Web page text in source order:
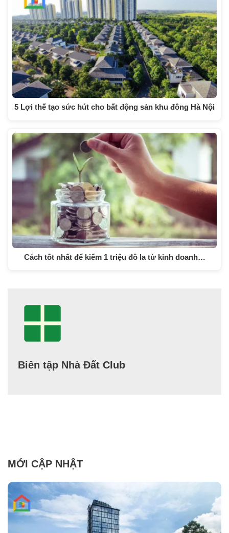
5 Lợi thế tạo sức hút cho bất động sản khu đông Hà Nội
Cách tốt nhất để kiếm 1 triệu đô la từ kinh doanh…
Biên tập Nhà Đất Club
MỚI CẬP NHẬT